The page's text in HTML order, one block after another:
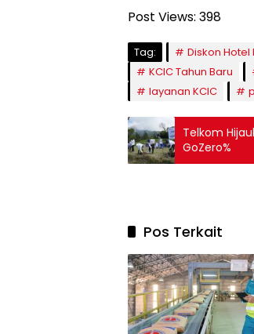
Post Views: 398
Tag: Diskon Hotel
KCIC Tahun Baru
layanan KCIC
Telkom
GoZero%
Pos Terkait